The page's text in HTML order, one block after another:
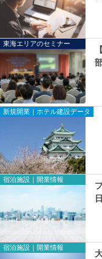
東海エリアのセミナー
新規開業｜ホテル建設データ
宿泊施設｜開業情報
宿泊施設｜開業情報